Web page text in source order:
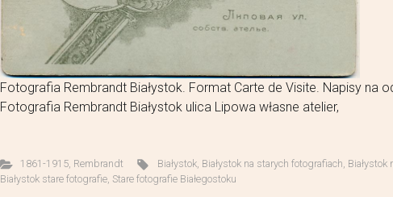
Fotografia Rembrandt Białystok. Format Carte de Visite. Napisy na
Fotografia Rembrandt Białystok ulica Lipowa własne atelier,
1861-1915, Rembrandt Białystok, Białystok na starych fotografiach, Białystok
Białystok stare fotografie, Stare fotografie Białegostoku